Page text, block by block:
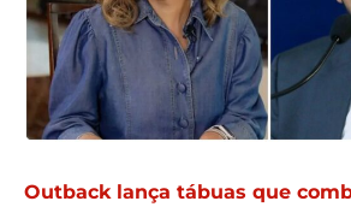
Outback lança tábuas que